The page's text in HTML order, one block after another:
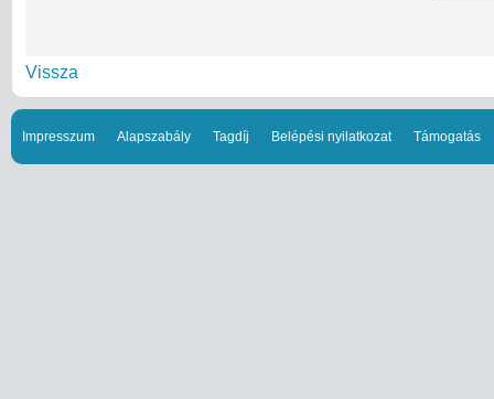
Vissza
Impresszum Alapszabály Tagdíj Belépési nyilatkozat Támogatás